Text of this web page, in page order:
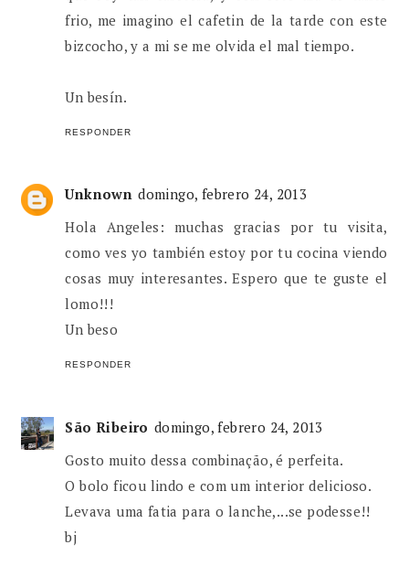
frio, me imagino el cafetin de la tarde con este
bizcocho, y a mi se me olvida el mal tiempo.
Un besín.
RESPONDER
Unknown domingo, febrero 24, 2013
Hola Angeles: muchas gracias por tu visita,
como ves yo también estoy por tu cocina viendo
cosas muy interesantes. Espero que te guste el
lomo!!!
Un beso
RESPONDER
São Ribeiro domingo, febrero 24, 2013
Gosto muito dessa combinação, é perfeita.
O bolo ficou lindo e com um interior delicioso.
Levava uma fatia para o lanche,...se podesse!!
bj